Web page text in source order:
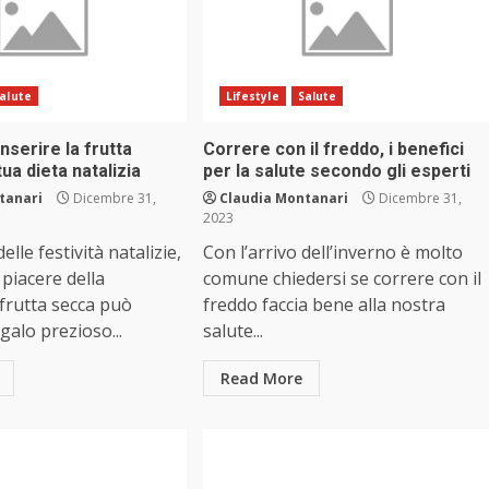
la frutta
dieta natalizia
Dicembre 31,
festività natalizie,
della
secca può
prezioso...
Lifestyle Salute
Correre con il freddo, i benefici
per la salute secondo gli esperti
Claudia Montanari
Dicembre 31,
2023
Con l’arrivo dell’inverno è molto
comune chiedersi se correre con il
freddo faccia bene alla nostra
salute...
Read More